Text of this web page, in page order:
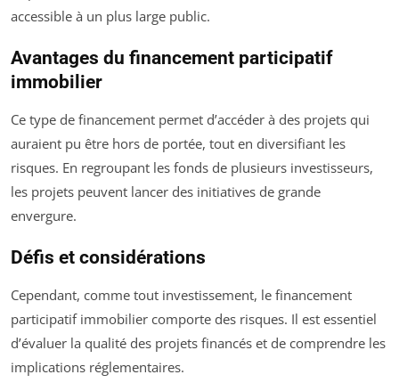
accessible à un plus large public.
Avantages du financement participatif
immobilier
Ce type de financement permet d’accéder à des projets qui
auraient pu être hors de portée, tout en diversifiant les
risques. En regroupant les fonds de plusieurs investisseurs,
les projets peuvent lancer des initiatives de grande
envergure.
Défis et considérations
Cependant, comme tout investissement, le financement
participatif immobilier comporte des risques. Il est essentiel
d’évaluer la qualité des projets financés et de comprendre les
implications réglementaires.